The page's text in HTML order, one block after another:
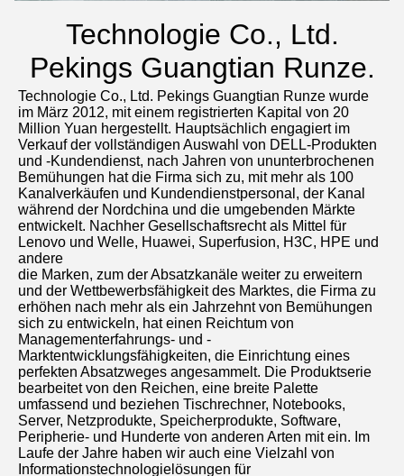
Technologie Co., Ltd.
Pekings Guangtian Runze.
Technologie Co., Ltd. Pekings Guangtian Runze wurde
im März 2012, mit einem registrierten Kapital von 20
Million Yuan hergestellt. Hauptsächlich engagiert im
Verkauf der vollständigen Auswahl von DELL-Produkten
und -Kundendienst, nach Jahren von ununterbrochenen
Bemühungen hat die Firma sich zu, mit mehr als 100
Kanalverkäufen und Kundendienstpersonal, der Kanal
während der Nordchina und die umgebenden Märkte
entwickelt. Nachher Gesellschaftsrecht als Mittel für
Lenovo und Welle, Huawei, Superfusion, H3C, HPE und
andere
die Marken, zum der Absatzkanäle weiter zu erweitern
und der Wettbewerbsfähigkeit des Marktes, die Firma zu
erhöhen nach mehr als ein Jahrzehnt von Bemühungen
sich zu entwickeln, hat einen Reichtum von
Managementerfahrungs- und -
Marktentwicklungsfähigkeiten, die Einrichtung eines
perfekten Absatzweges angesammelt. Die Produktserie
bearbeitet von den Reichen, eine breite Palette
umfassend und beziehen Tischrechner, Notebooks,
Server, Netzprodukte, Speicherprodukte, Software,
Peripherie- und Hunderte von anderen Arten mit ein. Im
Laufe der Jahre haben wir auch eine Vielzahl von
Informationstechnologielösungen für